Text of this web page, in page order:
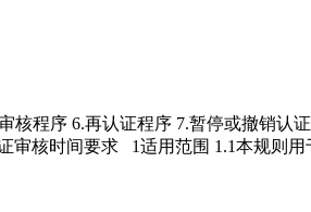
程序 6.再认证程序 7.暂停或撤销认
审核时间要求 1适用范围 1.1本规则